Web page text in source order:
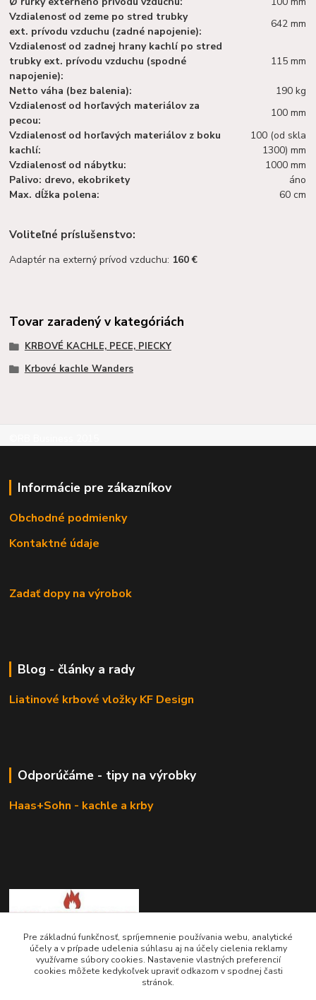
Vzdialenosť od zeme po stred trubky
ext. prívodu vzduchu (zadné napojenie):
642 mm
Vzdialenosť od zadnej hrany kachlí po stred
trubky ext. prívodu vzduchu (spodné
napojenie):
115 mm
Netto váha (bez balenia):
190 kg
Vzdialenosť od horľavých materiálov za
pecou:
100 mm
Vzdialenosť od horľavých materiálov z boku
kachlí:
100 (od skla
1300) mm
Vzdialenosť od nábytku:
1000 mm
Palivo: drevo, ekobrikety
áno
Max. dĺžka polena:
60 cm
Voliteľné príslušenstvo:
Adaptér na externý prívod vzduchu: 160 €
Tovar zaradený v kategóriách
KRBOVÉ KACHLE, PECE, PIECKY
Krbové kachle Wanders
Informácie pre zákazníkov
Obchodné podmienky
Kontaktné údaje
Zadať dopy na výrobok
Blog - články a rady
Liatinové krbové vložky KF Design
Odporúčáme - tipy na výrobky
Haas+Sohn - kachle a krby
KRBOVÉ - KACHLE - KRBY.SK
Pre základnú funkčnosť, spríjemnenie používania webu, analytické
účely a v prípade udelenia súhlasu aj na účely cielenia reklamy
využívame súbory cookies. Nastavenie vlastných preferencií
cookies môžete kedykoľvek upraviť odkazom v spodnej časti
stránok.